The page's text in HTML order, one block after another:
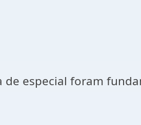
especial foram